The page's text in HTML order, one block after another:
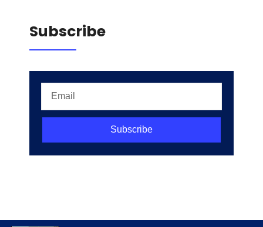
Subscribe
Subscribe